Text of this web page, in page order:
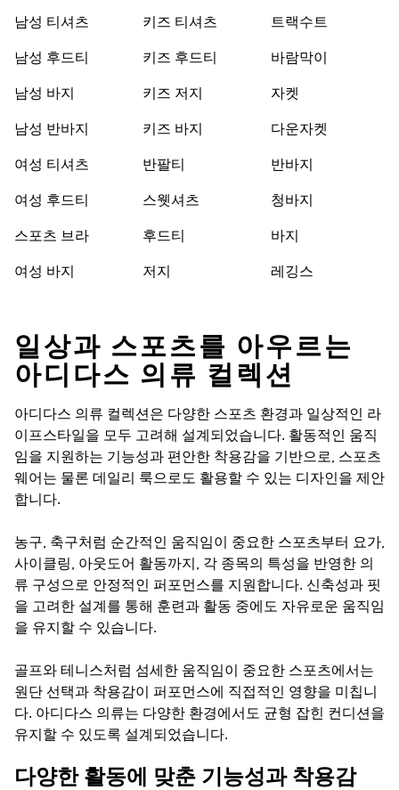
남성 티셔츠
남성 후드티
남성 바지
남성 반바지
여성 티셔츠
여성 후드티
스포츠 브라
여성 바지
키즈 티셔츠
키즈 후드티
키즈 저지
키즈 바지
반팔티
스웻셔츠
후드티
저지
트랙수트
바람막이
자켓
다운자켓
반바지
청바지
바지
레깅스
일상과 스포츠를 아우르는
아디다스 의류 컬렉션
아디다스 의류 컬렉션은 다양한 스포츠 환경과 일상적인 라
이프스타일을 모두 고려해 설계되었습니다. 활동적인 움직
임을 지원하는 기능성과 편안한 착용감을 기반으로, 스포츠
웨어는 물론 데일리 룩으로도 활용할 수 있는 디자인을 제안
합니다.
농구, 축구처럼 순간적인 움직임이 중요한 스포츠부터 요가,
사이클링, 아웃도어 활동까지, 각 종목의 특성을 반영한 의
류 구성으로 안정적인 퍼포먼스를 지원합니다. 신축성과 핏
을 고려한 설계를 통해 훈련과 활동 중에도 자유로운 움직임
을 유지할 수 있습니다.
골프와 테니스처럼 섬세한 움직임이 중요한 스포츠에서는
원단 선택과 착용감이 퍼포먼스에 직접적인 영향을 미칩니
다. 아디다스 의류는 다양한 환경에서도 균형 잡힌 컨디션을
유지할 수 있도록 설계되었습니다.
다양한 활동에 맞춘 기능성과 착용감